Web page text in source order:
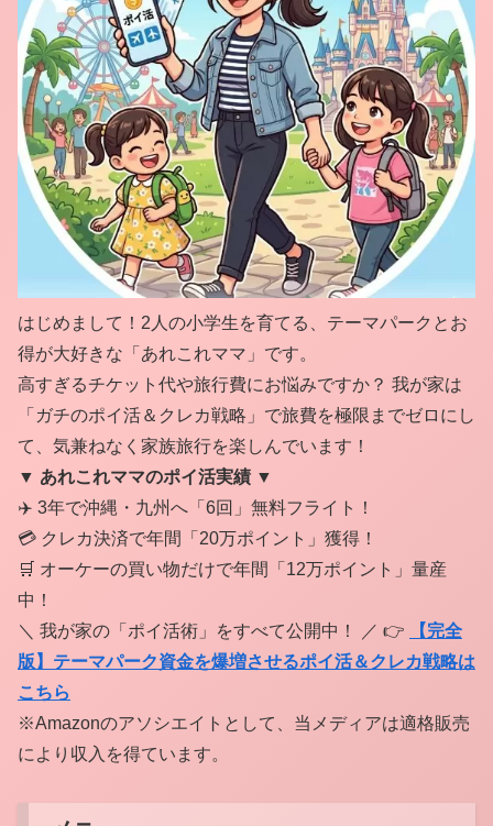
はじめまして！2人の小学生を育てる、テーマパークとお
得が大好きな「あれこれママ」です。
高すぎるチケット代や旅行費にお悩みですか？ 我が家は
「ガチのポイ活＆クレカ戦略」で旅費を極限までゼロにし
て、気兼ねなく家族旅行を楽しんでいます！
▼ あれこれママのポイ活実績 ▼
✈️ 3年で沖縄・九州へ「6回」無料フライト！
💳 クレカ決済で年間「20万ポイント」獲得！
🛒 オーケーの買い物だけで年間「12万ポイント」量産
中！
＼ 我が家の「ポイ活術」をすべて公開中！ ／ 👉
【完全
版】テーマパーク資金を爆増させるポイ活＆クレカ戦略は
こちら
※Amazonのアソシエイトとして、当メディアは適格販売
により収入を得ています。